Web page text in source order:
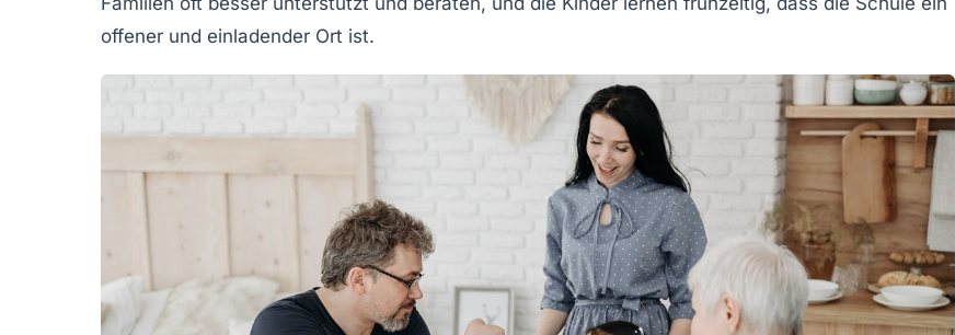
offener und einladender Ort ist.